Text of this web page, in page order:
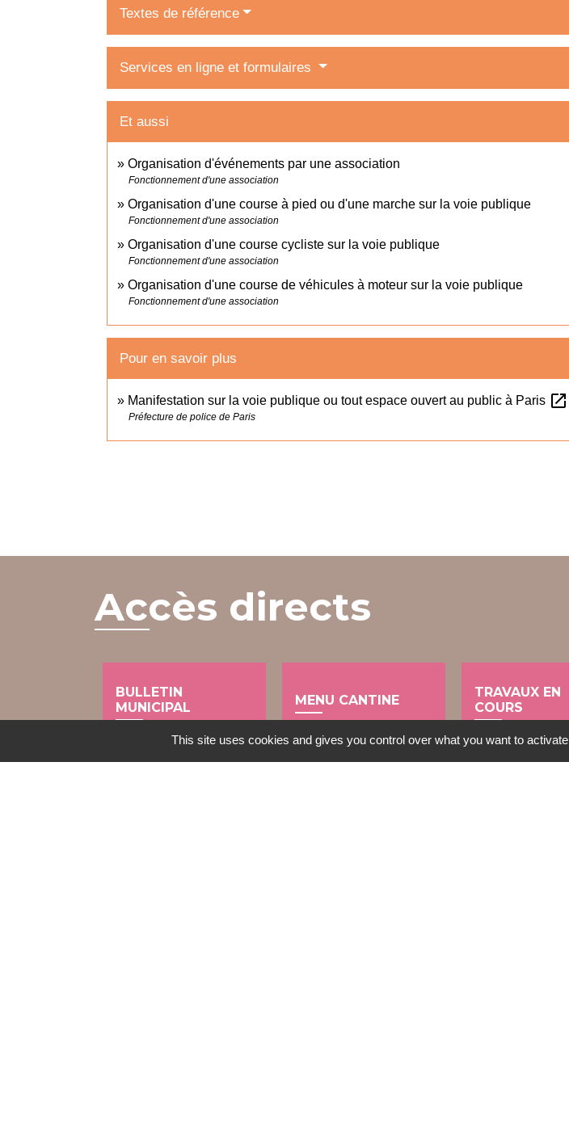
Textes de référence
Services en ligne et formulaires
Et aussi
Organisation d'événements par une association
Fonctionnement d'une association
Organisation d'une course à pied ou d'une marche sur la voie publique
Fonctionnement d'une association
Organisation d'une course cycliste sur la voie publique
Fonctionnement d'une association
Organisation d'une course de véhicules à moteur sur la voie publique
Fonctionnement d'une association
Pour en savoir plus
Manifestation sur la voie publique ou tout espace ouvert au public à Paris open_in_new
Préfecture de police de Paris
Accès directs
BULLETIN
MUNICIPAL
MENU CANTINE
local_dining
TRAVAUX EN
COURS
build
This site uses cookies and gives you control over what you want to activate